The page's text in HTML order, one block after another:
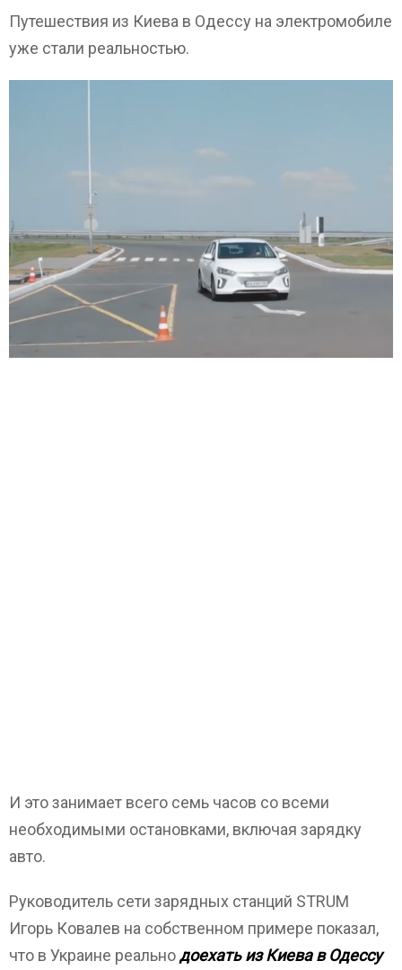
Путешествия из Киева в Одессу на электромобиле
уже стали реальностью.
И это занимает всего семь часов со всеми
необходимыми остановками, включая зарядку
авто.
Руководитель сети зарядных станций STRUM
Игорь Ковалев на собственном примере показал,
что в Украине реальнодоехать из Киева в Одессу